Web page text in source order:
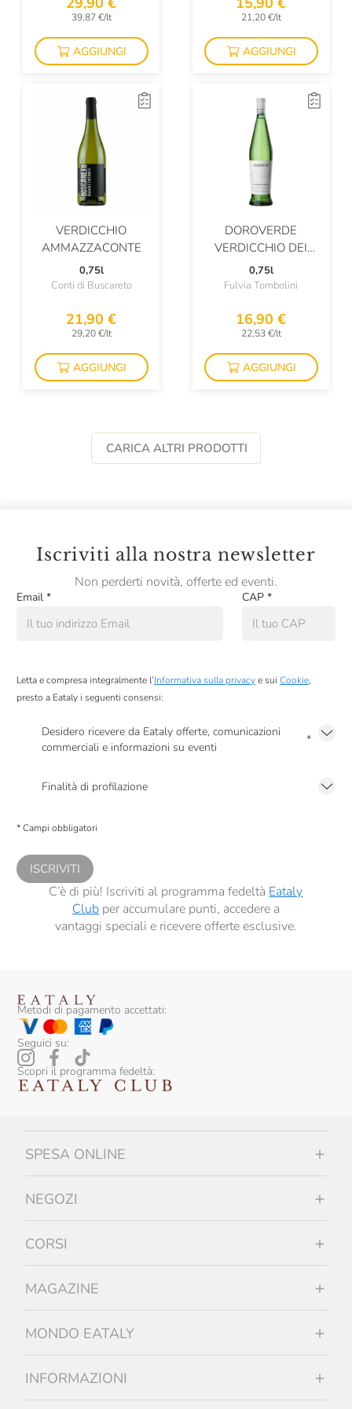
La Valdotaine
La Zolla
Lamoresca
Laphroaig
Le Cinciole
Le Fraghe
Le Vigne Di Zamò
Leonardo Bussoletti
Leone De Castris
Lis Neris
Losito
Luigi Tecce
Malenchini
Malfy
Mandois
Marc E Manuel Giro
Marchesi Antinori
Marco Antonellli
Marco Carpineti
Marenco
Maria Ernesta Berucci
Masciarelli
Masi
Massimago
Mastri Birrai Umbri
Mastrojanni
Mauro Veglio
Meigamma
Mesa
Michele Chiarlo
Monogram
39,87 €/lt
AGGIUNGI
21,20 €/lt
AGGIUNGI
VERDICCHIO
AMMAZZACONTE
0,75l
Conti di Buscareto
21,90 €
29,20 €/lt
AGGIUNGI
DOROVERDE
VERDICCHIO DEI
CASTELLI DI JESI
0,75l
Fulvia Tombolini
16,90 €
22,53 €/lt
AGGIUNGI
CARICA ALTRI PRODOTTI
Iscriviti alla nostra newsletter
Non perderti novità, offerte ed eventi.
Email * CAP *
Letta e compresa integralmente l’Informativa sulla privacye sui Cookie,
presto a Eataly i seguenti consensi:
Desidero ricevere da Eataly offerte, comunicazioni
commerciali e informazioni su eventi
*
Finalità di profilazione
comunicazioni commerciali personalizzate, in caso di consenso prestato ai
* Campi obbligatori
ISCRIVITI
C’è di più! Iscriviti al programma fedeltà Eataly
Clubper accumulare punti, accedere a
vantaggi speciali e ricevere offerte esclusive.
Metodi di pagamento accettati:
Seguici su:
Scopri il programma fedeltà:
SPESA ONLINE
NEGOZI
CORSI
MAGAZINE
MONDO EATALY
INFORMAZIONI